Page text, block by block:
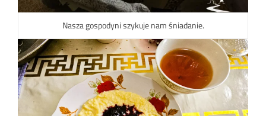
Nasza gospodyni szykuje nam śniadanie.